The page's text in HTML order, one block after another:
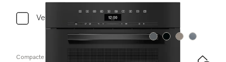
Vergelijken
Kleur:Kleur:Kleur:Kleur:
Compacte combi-stoomoven